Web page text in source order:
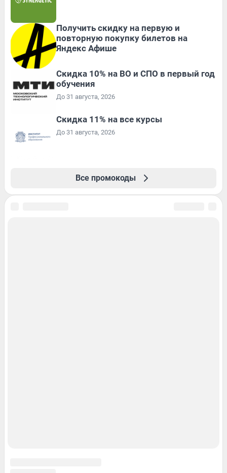
Получить скидку на первую и
повторную покупку билетов на
Яндекс Афише
Скидка 10% на ВО и СПО в первый год
обучения
До 31 августа, 2026
Скидка 11% на все курсы
До 31 августа, 2026
Все промокоды